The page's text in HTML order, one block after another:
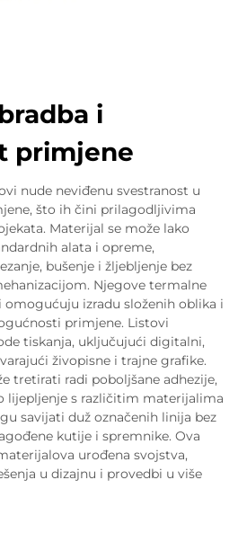
i
primjene
nude neviđenu svestranost u
što ih čini prilagodljivima
Materijal se može lako
alata i opreme,
bušenje i žljebljenje bez
Njegove termalne
izradu složenih oblika i
primjene. Listovi
tiskanja, uključujući digitalni,
živopisne i trajne grafike.
tretirati radi poboljšane adhezije,
lijepljenje s različitim materijalima
savijati duž označenih linija bez
kutije i spremnike. Ova
urođena svojstva,
u dizajnu i provedbi u više